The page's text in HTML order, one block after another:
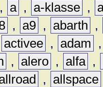
, a , a-klasse ,
, a9 , abarth
,
activee , adam
, alero , alfa ,
, allspace